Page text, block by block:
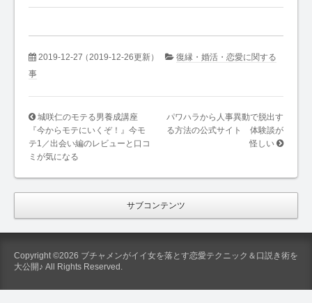
2019-12-27（2019-12-26更新）
復縁・婚活・恋愛に関する
事
城咲仁のモテる男養成講座
『今からモテにいくぞ！』今モ
テ1／出会い編のレビューと口コ
ミが気になる
パワハラから人事異動で脱出す
る方法の公式サイト 体験談が
怪しい
サブコンテンツ
Copyright ©2026 ブチャメンがイイ女を落とす恋愛テクニック＆口説き術を
大公開♪ All Rights Reserved.